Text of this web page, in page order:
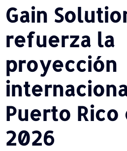
Gain
refuerza la
proyección
Puerto Rico
2026